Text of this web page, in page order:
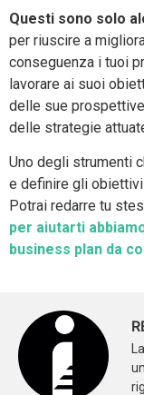
Questi sono solo
per riuscire a
conseguenza i tuoi
lavorare ai suoi
delle sue
delle strategie
Uno degli strumenti
e definire gli
Potrai redarre tu
per aiutarti
business plan da